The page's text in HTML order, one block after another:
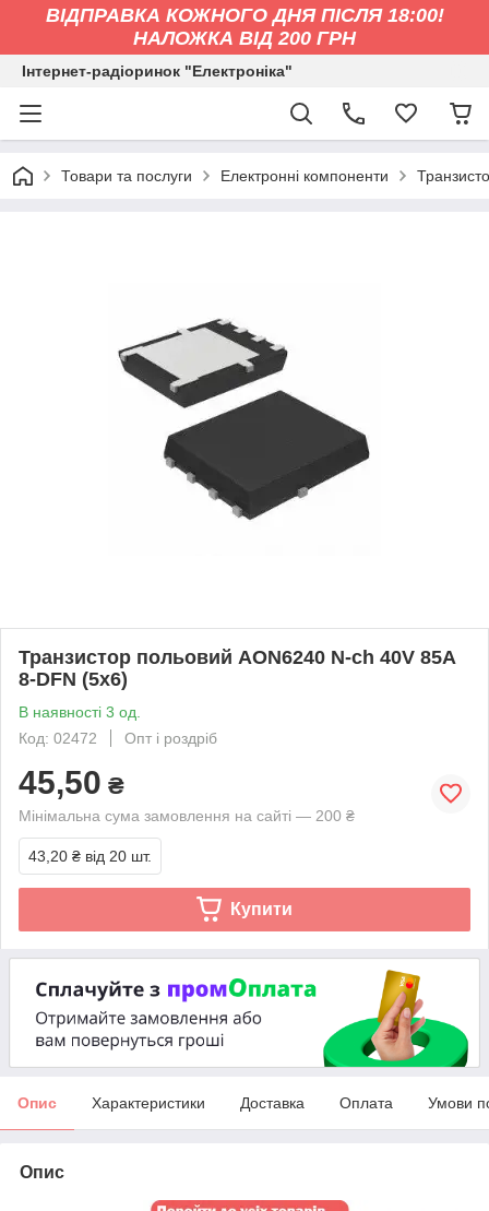
ВІДПРАВКА КОЖНОГО ДНЯ ПІСЛЯ 18:00!
НАЛОЖКА ВІД 200 ГРН
Інтернет-радіоринок "Електроніка"
Товари та послуги Електронні компоненти
Транзистор польовий AON6240 N-ch 40V 85A
8-DFN (5x6)
В наявності 3 од.
Код: 02472
Опт і роздріб
45,50 ₴
Мінімальна сума замовлення на сайті — 200 ₴
43,20 ₴ від 20 шт.
Купити
Опис Характеристики Доставка Оплата Умови
Опис